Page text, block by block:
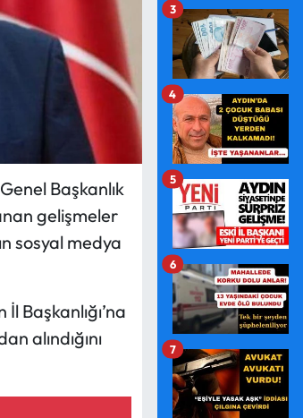
Başkanlık
gelişmeler
sosyal medya
Başkanlığı’na
alındığını
3
4
5
6
7